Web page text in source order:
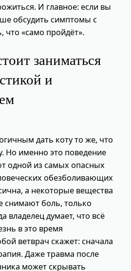
И главное: если вы
обсудить симптомы с
что «само пройдёт».
заниматься
и
дать коту то же, что
Но именно это поведение
одной из самых опасных
обезболивающих
а некоторые вещества
снимают боль, только
владелец думает, что всё
в это время
ветврач скажет: сначала
Даже травма после
может скрывать